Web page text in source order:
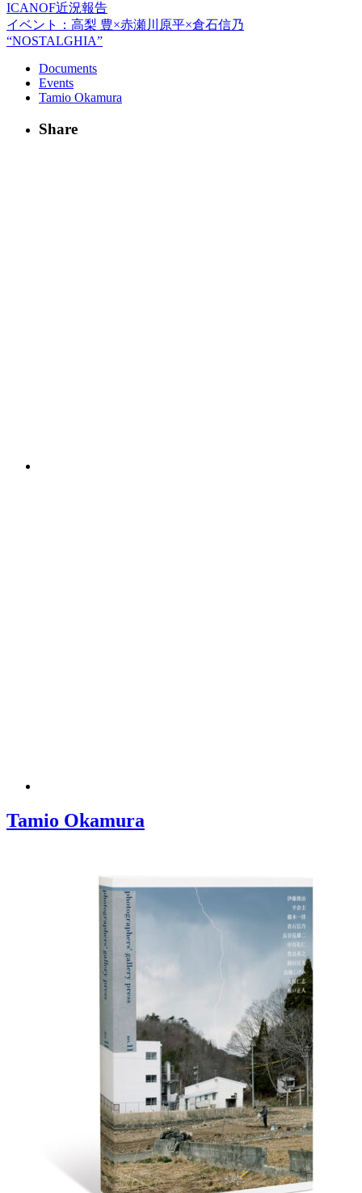
ICANOF近況報告
イベント：高梨 豊×赤瀬川原平×倉石信乃
“NOSTALGHIA”
Documents
Events
Tamio Okamura
Share
Tamio Okamura